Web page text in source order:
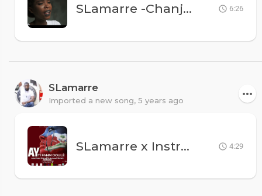
SLamarre -Chanje Konstitisyon an san Nou Se Kont Nou & Patrick E.M, Négresse C, Instruit M, Rapha 6:26
SLamarre
Imported a new song, 5 years ago
SLamarre x Instruit Mental & Nervno - Ay Ti Fanm Doulè 4:29